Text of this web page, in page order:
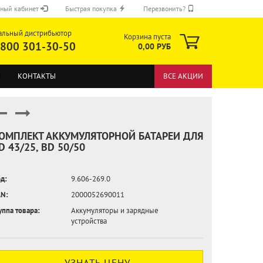
кабинет Быстрая покупка Перезвонить?
ОТПРАВИТЬ
дистрибьютор
301-30-50
Корзина пуста
0,00 РУБ
КОНТАКТЫ ВСЕ АКЦИИ
АККУМУЛЯТОРНОЙ БАТАРЕИ ДЛЯ
43/25, BD 50/50
9.606-269.0
2000052690011
товара:
Аккумуляторы и зарядные
устройства